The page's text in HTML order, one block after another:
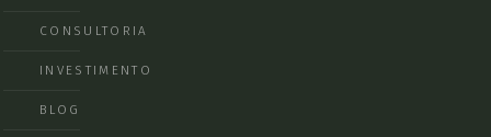
CONSULTORIA
INVESTIMENTO
BLOG